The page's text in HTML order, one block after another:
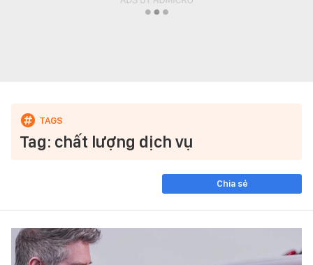
Tag: chất lượng dịch vụ
Chia sẻ